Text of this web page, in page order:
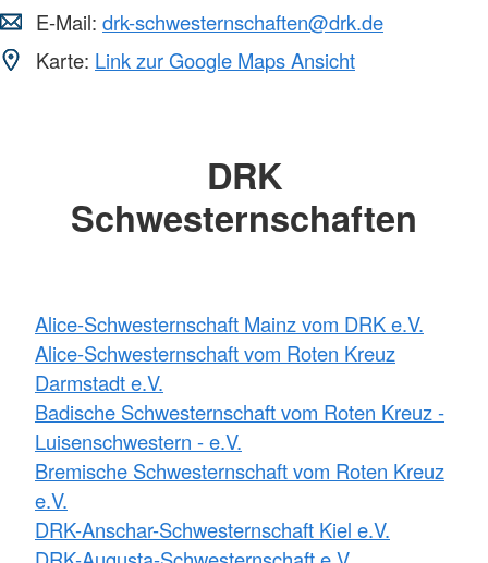
E-Mail: drk-schwesternschaften@drk.de
Karte: Link zur Google Maps Ansicht
DRK
Schwesternschaften
Alice-Schwesternschaft Mainz vom DRK e.V.
Alice-Schwesternschaft vom Roten Kreuz
Darmstadt e.V.
Badische Schwesternschaft vom Roten Kreuz -
Luisenschwestern - e.V.
Bremische Schwesternschaft vom Roten Kreuz
e.V.
DRK-Anschar-Schwesternschaft Kiel e.V.